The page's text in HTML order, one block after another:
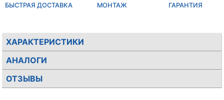
БЫСТРАЯ ДОСТАВКА МОНТАЖ ГАРАНТИЯ
ХАРАКТЕРИСТИКИ
АНАЛОГИ
ОТЗЫВЫ